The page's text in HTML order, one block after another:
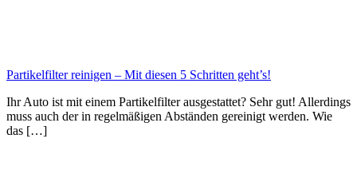
Partikelfilter reinigen – Mit diesen 5 Schritten geht’s!
Ihr Auto ist mit einem Partikelfilter ausgestattet? Sehr gut! Allerdings
muss auch der in regelmäßigen Abständen gereinigt werden. Wie
das […]